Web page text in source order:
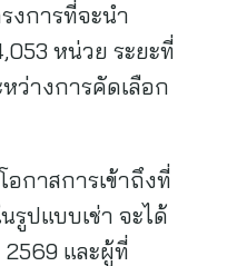
งการที่จะนำ
หน่วย ระยะที่
ว่างการคัดเลือก
กาสการเข้าถึงที่
ปแบบเช่า จะได้
และผู้ที่